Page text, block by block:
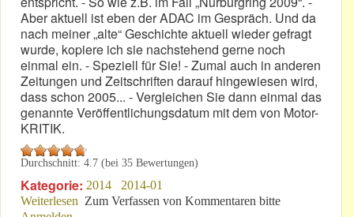
Aber aktuell ist eben der ADAC im Gespräch. Und da
nach meiner „alte“ Geschichte aktuell wieder gefragt
wurde, kopiere ich sie nachstehend gerne noch
einmal ein. - Speziell für Sie! - Zumal auch in anderen
Zeitungen und Zeitschriften darauf hingewiesen wird,
dass schon 2005... - Vergleichen Sie dann einmal das
genannte Veröffentlichungsdatum mit dem von Motor-
KRITIK.
Durchschnitt: 4.7 (bei 35 Bewertungen)
Kategorie: 2014
2014-01
Weiterlesen über Aus 2005: Der ADAC und der Dacia Logan
Zum Verfassen von Kommentaren bitte